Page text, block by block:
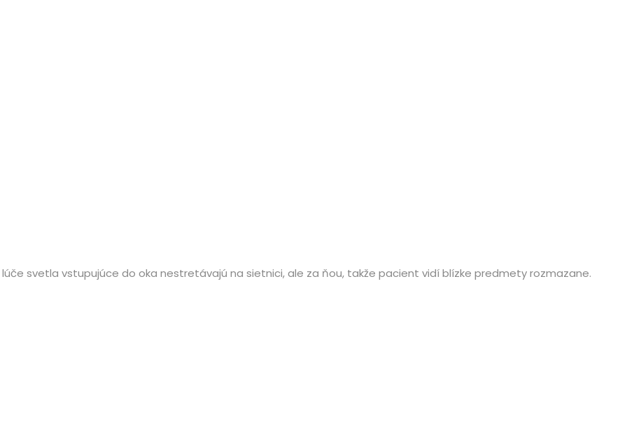
svetla vstupujúce do oka nestretávajú na sietnici, ale za ňou, takže pacient vidí blízke predmety rozmazane.